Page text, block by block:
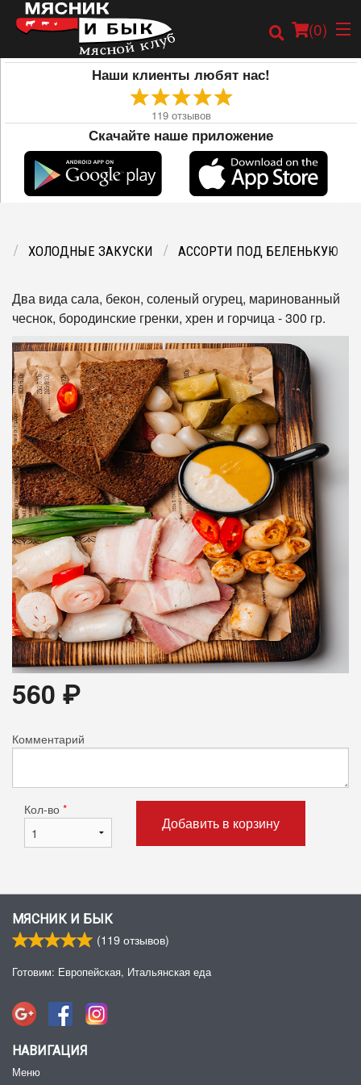
(0)
Заказать онлайн
Карта
Наши клиенты любят нас!
119 отзывов
Скачайте наше приложение
ХОЛОДНЫЕ ЗАКУСКИ АССОРТИ ПОД БЕЛЕНЬКУЮ
Два вида сала, бекон, соленый огурец, маринованный
чеснок, бородинские гренки, хрен и горчица - 300 гр.
560 ₽
Комментарий
Кол-во *
Добавить в корзину
МЯСНИК И БЫК
(119отзывов)
Готовим: Европейская, Итальянская еда
НАВИГАЦИЯ
Меню